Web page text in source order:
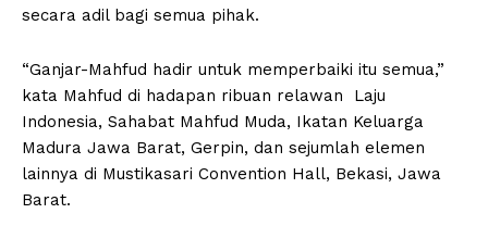
secara adil bagi semua pihak.
“Ganjar-Mahfud hadir untuk memperbaiki itu semua,”
kata Mahfud di hadapan ribuan relawan Laju
Indonesia, Sahabat Mahfud Muda, Ikatan Keluarga
Madura Jawa Barat, Gerpin, dan sejumlah elemen
lainnya di Mustikasari Convention Hall, Bekasi, Jawa
Barat.